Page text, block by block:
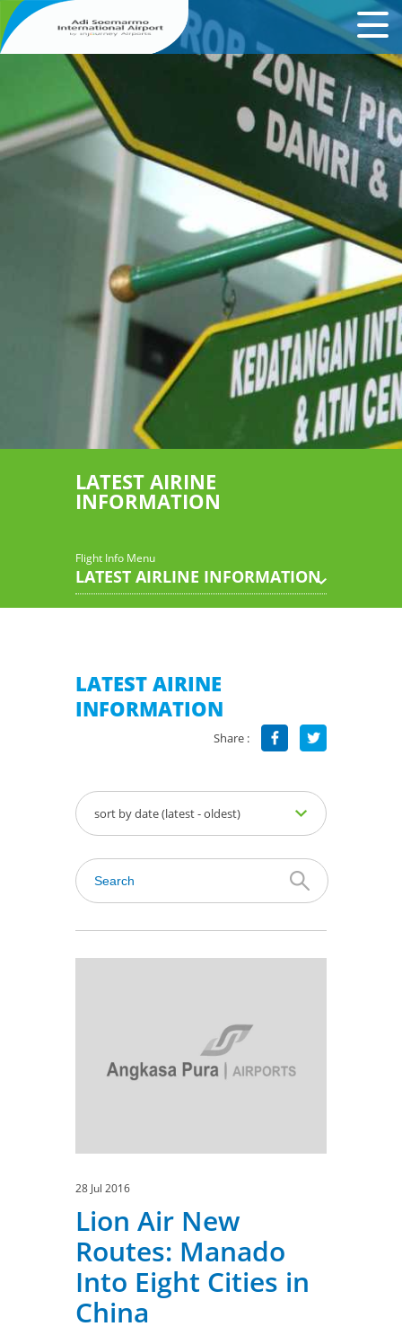
LATEST AIRINE
INFORMATION
Flight Info Menu
LATEST AIRLINE INFORMATION
LATEST AIRINE
INFORMATION
Share :
sort by date (latest - oldest)
28 Jul 2016
Lion Air New
Routes: Manado
Into Eight Cities in
China